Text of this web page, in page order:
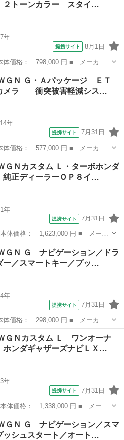
トーンカラー スタイ…
年
提携サイト 8月1日
ＧＮカスタム ■ グレード名：
ーンカラー スタイルパッケー
ＧＮ Ｇ・Ａパッケージ ＥＴ
メラ 衝突被害軽減シス…
年
提携サイト 7月31日
ＧＮ ■ グレード名： Ｇ・Ａパ
衝突被害軽減システム オート
ＧＮカスタム Ｌ・ターボホンダ
正ディーラーＯＰ８イ…
年
提携サイト 7月31日
ＷＧＮカスタム ■ グレード
純正ディーラーＯＰ８インチナ
ＧＮ Ｇ ナビゲーション／ドラ
ー／スマートキー／プッ…
年
提携サイト 7月31日
ＧＮ ■ グレード名： Ｇ ナビ
スマートキー／プッシュスタート
ＧＮカスタム Ｌ ワンオーナ
ンダギャザーズナビＬＸ…
年
提携サイト 7月31日
ＷＧＮカスタム ■ グレード
ンダギャザーズナビＬＸＵ２３
ＧＮ Ｇ ナビゲーション／スマ
ッシュスタート／オート…